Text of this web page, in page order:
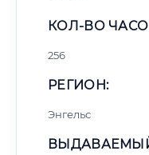
КОЛ-ВО
256
РЕГИОН:
Энгельс